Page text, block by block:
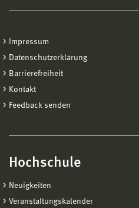
Materialeigenschaften
dient primär der
Untersuchung in geraffter
Außenwänden der Größe
zerstörungsfreien
thermischen
hochwertige
Impressum
Datenschutzerklärung
Barrierefreiheit
Kontakt
Feedback senden
Hochschule
Neuigkeiten
Veranstaltungskalender